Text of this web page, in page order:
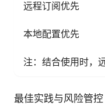
远程订阅优先
本地配置优先
注：结合使用时，
最佳实践与风险管控